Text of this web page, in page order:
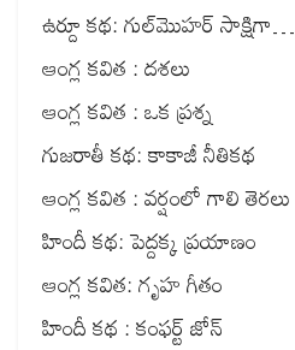
ఉర్దూ కథ: గుల్‌మొహర్ సాక్షిగా…
ఆంగ్ల కవిత : దశలు
ఆంగ్ల కవిత : ఒక ప్రశ్న
గుజరాతీ కథ: కాకాజీ నీతికథ
ఆంగ్ల కవిత : వర్షంలో గాలి తెరలు
హిందీ కథ: పెద్దక్క ప్రయాణం
ఆంగ్ల కవిత: గృహ గీతం
హిందీ కథ : కంఫర్ట్ జోన్